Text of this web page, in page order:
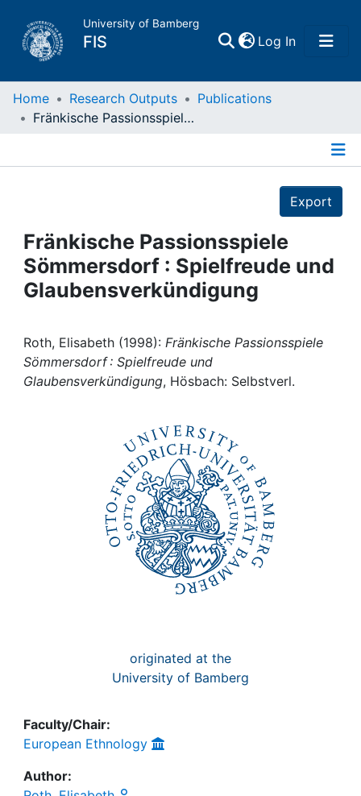
University of Bamberg
FIS Log In(current)
Home
Projects
People
Awards
Home Research Outputs
Publications
Fränkische Passionsspiele Sömmersdorf : Spielfreude und Glaubensverkündigung
Export
Fränkische Passionsspiele
Sömmersdorf : Spielfreude und
Glaubensverkündigung
Roth, Elisabeth (1998): Fränkische Passionsspiele
Sömmersdorf : Spielfreude und
Glaubensverkündigung, Hösbach: Selbstverl.
originated at the
University of Bamberg
Faculty/Chair:
European Ethnology
Author: